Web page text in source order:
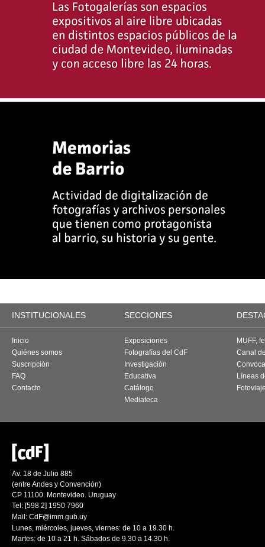
INSTITUCIONALES SECCIONES
Inicio
Quiénes somos
Suscripción
FAQ
Contacto
Exposiciones
Fotografías del CdF
Investigación
Educativa
Catálogo
Mediateca
MUFF,
Canal
Líneas
Av. 18 de Julio 885
(entre Andes y Convención)
CP 11100. Montevideo. Uruguay
Tel: [598 2] 1950 7960
Mail: CdF@imm.gub.uy
Lunes, miércoles, jueves, viernes: de 10 a 19.30 h.
Martes: de 10 a 21 h. Sábados de 9.30 a 14.30 h.